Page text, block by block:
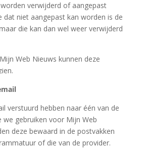
verwijderd of aangepast
dat niet aangepast kan worden is de
die kan dan wel weer verwijderd
Web Nieuws kunnen deze
verstuurd hebben naar één van de
we gebruiken voor Mijn Web
deze bewaard in de postvakken
of die van de provider.